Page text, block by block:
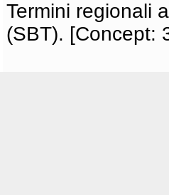
Termini regionali
(SBT). [Concept: